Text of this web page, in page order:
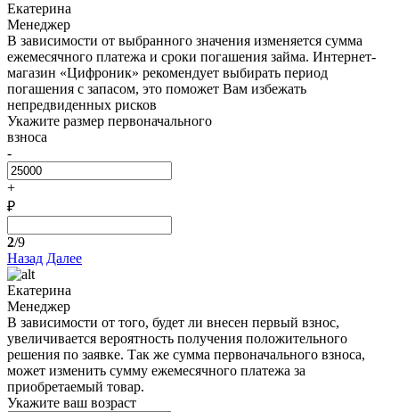
Екатерина
Менеджер
В зависимости от выбранного значения изменяется сумма
ежемесячного платежа и сроки погашения займа. Интернет-
магазин «Цифроник» рекомендует выбирать период
погашения с запасом, это поможет Вам избежать
непредвиденных рисков
Укажите размер первоначального
взноса
-
+
₽
2/9
Назад Далее
Екатерина
Менеджер
В зависимости от того, будет ли внесен первый взнос,
увеличивается вероятность получения положительного
решения по заявке. Так же сумма первоначального взноса,
может изменить сумму ежемесячного платежа за
приобретаемый товар.
Укажите ваш возраст